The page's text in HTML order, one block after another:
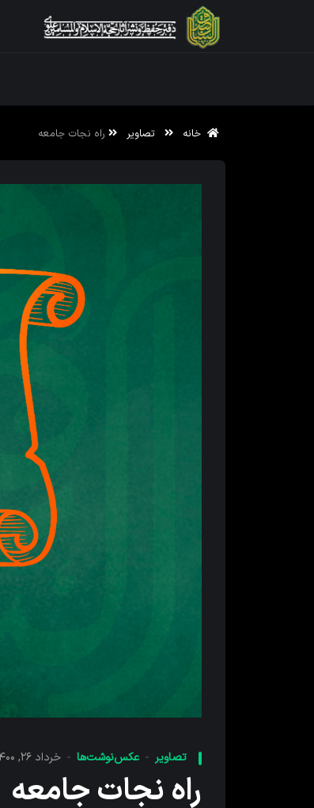
خانه تصاویر راه نجات جامعه
تصاویر عکس‌نوشت‌ها خرداد ۲۶, ۱۴۰۰
راه نجات جامعه